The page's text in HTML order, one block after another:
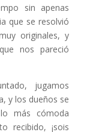
sin apenas
que se resolvió
originales, y
nos pareció
jugamos
y los dueños se
más cómoda
recibido, ¡sois